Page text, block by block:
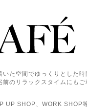
た空間でゆっくりとした
前のリラックスタイムにも
UP SHOP、WORK SHOP